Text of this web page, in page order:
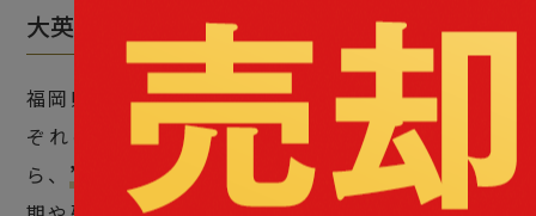
大英産業株式会社：小城原 有 氏
福岡県を拠点としている大英産業は「売主様それ
ぞれのご事情に合わせた買取を」という思いか
ら、”オーダーメイド買取”を始めた。引き渡し時